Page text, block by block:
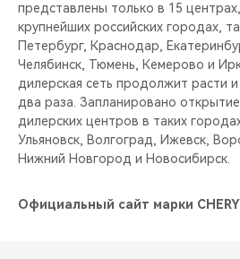
представлены только в 15
крупнейших российских городах,
Петербург, Краснодар,
Челябинск, Тюмень, Кемерово и
дилерская сеть продолжит расти и
два раза. Запланировано
дилерских центров в таких
Ульяновск, Волгоград, Ижевск,
Нижний Новгород и Новосибирск.
Официальный сайт марки